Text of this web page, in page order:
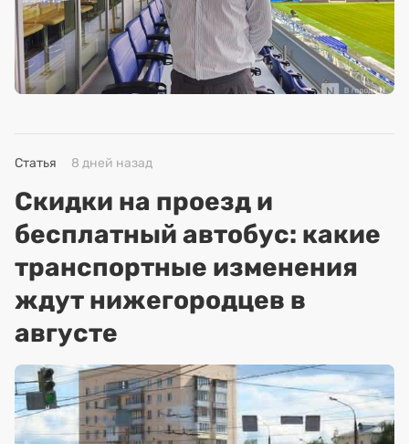
Статья 8 дней назад
Скидки на проезд и
бесплатный автобус: какие
транспортные изменения
ждут нижегородцев в
августе